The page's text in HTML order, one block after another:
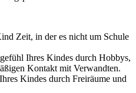
Zeit, in der es nicht um Schule
Ihres Kindes durch Hobbys,
Kontakt mit Verwandten.
Kindes durch Freiräume und